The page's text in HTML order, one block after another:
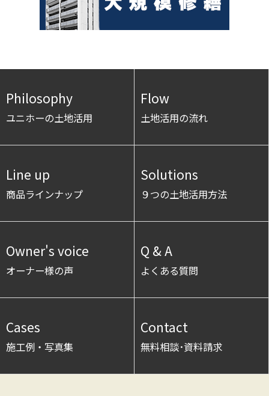
Philosophy
ユニホーの土地活用
Flow
土地活用の流れ
Line up
商品ラインナップ
Solutions
９つの土地活用方法
Owner's voice
オーナー様の声
Q & A
よくある質問
Cases
施工例・写真集
Contact
無料相談･資料請求